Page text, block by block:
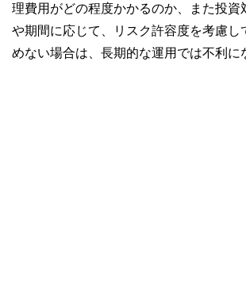
理費用がどの程度かかるのか、また投
や期間に応じて、リスク許容度を考慮
めない場合は、長期的な運用では不利に